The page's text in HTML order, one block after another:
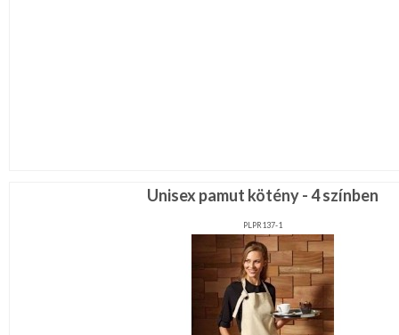
Unisex pamut kötény - 4 színben
PLPR137-1